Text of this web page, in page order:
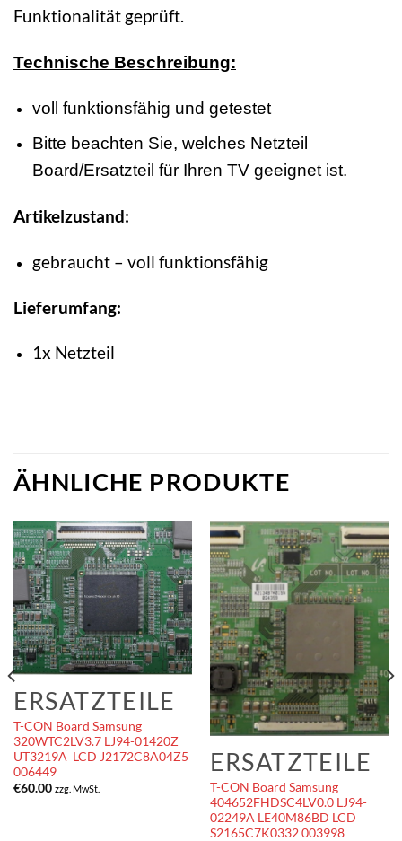
Funktionalität geprüft.
Technische Beschreibung:
voll funktionsfähig und getestet
Bitte beachten Sie, welches Netzteil
Board/Ersatzteil für Ihren TV geeignet ist.
Artikelzustand:
gebraucht – voll funktionsfähig
Lieferumfang:
1x Netzteil
ÄHNLICHE PRODUKTE
ERSATZTEILE
T-CON Board Samsung
320WTC2LV3.7 LJ94-01420Z
UT3219A LCD J2172C8A04Z5
006449
€60.00 zzg. MwSt.
ERSATZTEILE
T-CON Board Samsung
404652FHDSC4LV0.0 LJ94-
02249A LE40M86BD LCD
S2165C7K0332 003998